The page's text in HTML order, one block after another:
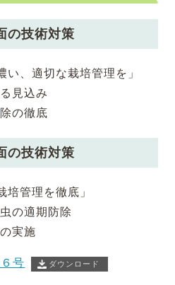
の技術対策
い、適切な栽培管理を」
見込み
の徹底
の技術対策
培管理を徹底」
の適期防除
実施
号 ダウンロード